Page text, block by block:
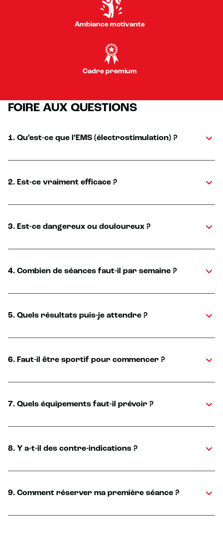
Ambiance motivante
Cadre premium
FOIRE AUX QUESTIONS
1. Qu’est-ce que l’EMS (électrostimulation) ?
2. Est-ce vraiment efficace ?
3. Est-ce dangereux ou douloureux ?
4. Combien de séances faut-il par semaine ?
5. Quels résultats puis-je attendre ?
6. Faut-il être sportif pour commencer ?
7. Quels équipements faut-il prévoir ?
8. Y a-t-il des contre-indications ?
9. Comment réserver ma première séance ?